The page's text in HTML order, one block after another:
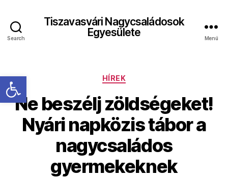
Eszköztár megnyitása
Search
Tiszavasvári Nagycsaládosok
Egyesülete
Menü
Kategóriák
HÍREK
Ne beszélj zöldségeket!
Nyári napközis tábor a
nagycsaládos
gyermekeknek